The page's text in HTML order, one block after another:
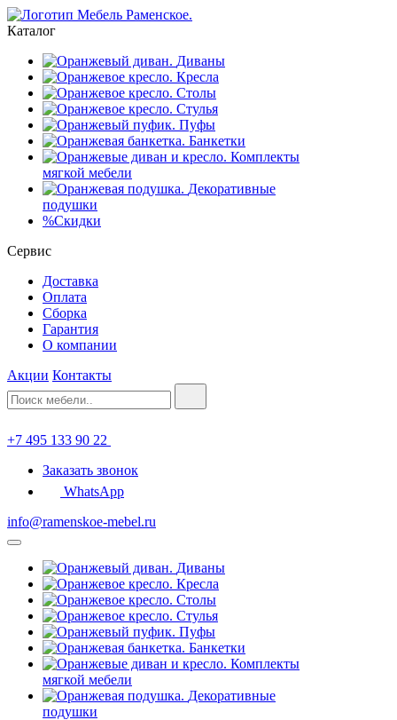
Каталог
Диваны
Кресла
Столы
Стулья
Пуфы
Банкетки
Комплекты
мягкой мебели
Декоративные
подушки
%Скидки
Сервис
Доставка
Оплата
Сборка
Гарантия
О компании
Акции Контакты
+7 495 133 90 22
Заказать звонок
WhatsApp
info@ramenskoe-mebel.ru
Диваны
Кресла
Столы
Стулья
Пуфы
Банкетки
Комплекты
мягкой мебели
Декоративные
подушки